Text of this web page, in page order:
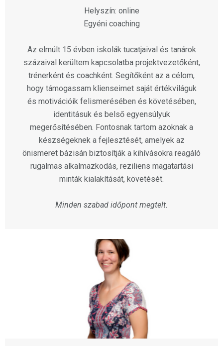
Helyszín: online
Egyéni coaching
Az elmúlt 15 évben iskolák tucatjaival és tanárok
százaival kerültem kapcsolatba projektvezetőként,
trénerként és coachként. Segítőként az a célom,
hogy támogassam klienseimet saját értékviláguk
és motivációik felismerésében és követésében,
identitásuk és belső egyensúlyuk
megerősítésében. Fontosnak tartom azoknak a
készségeknek a fejlesztését, amelyek az
önismeret bázisán biztosítják a kihívásokra reagáló
rugalmas alkalmazkodás, reziliens magatartási
minták kialakítását, követését.
Minden szabad időpont megtelt.